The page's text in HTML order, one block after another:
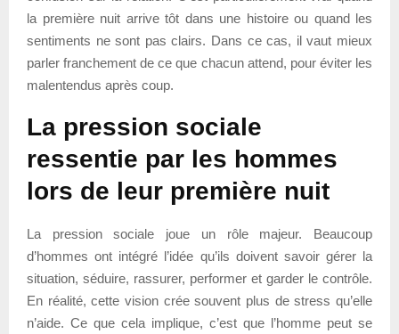
la première nuit arrive tôt dans une histoire ou quand les
sentiments ne sont pas clairs. Dans ce cas, il vaut mieux
parler franchement de ce que chacun attend, pour éviter les
malentendus après coup.
La pression sociale
ressentie par les hommes
lors de leur première nuit
La pression sociale joue un rôle majeur. Beaucoup
d’hommes ont intégré l’idée qu’ils doivent savoir gérer la
situation, séduire, rassurer, performer et garder le contrôle.
En réalité, cette vision crée souvent plus de stress qu’elle
n’aide. Ce que cela implique, c’est que l’homme peut se